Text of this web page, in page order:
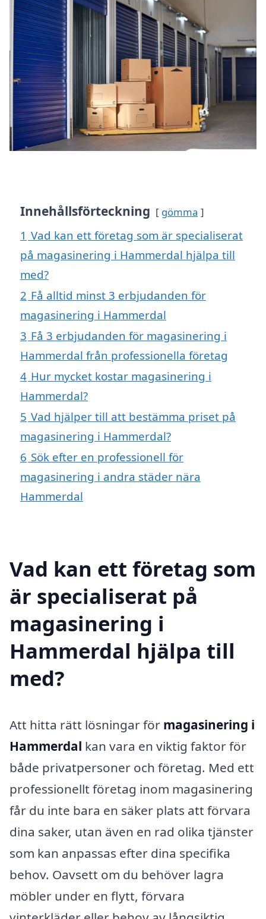
Innehållsförteckning gömma
1 Vad kan ett företag som är specialiserat
på magasinering i Hammerdal hjälpa till
med?
2 Få alltid minst 3 erbjudanden för
magasinering i Hammerdal
3 Få 3 erbjudanden för magasinering i
Hammerdal från professionella företag
4 Hur mycket kostar magasinering i
Hammerdal?
5 Vad hjälper till att bestämma priset på
magasinering i Hammerdal?
6 Sök efter en professionell för
magasinering i andra städer nära
Hammerdal
Vad kan ett företag som
är specialiserat på
magasinering i
Hammerdal hjälpa till
med?
Att hitta rätt lösningar för magasinering i
Hammerdal kan vara en viktig faktor för
både privatpersoner och företag. Med ett
professionellt företag inom magasinering
får du inte bara en säker plats att förvara
dina saker, utan även en rad olika tjänster
som kan anpassas efter dina specifika
behov. Oavsett om du behöver lagra
möbler under en flytt, förvara